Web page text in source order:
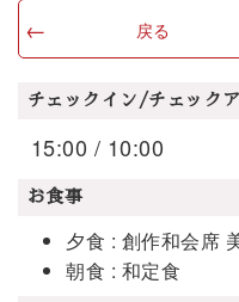
戻る
チェックイン/チェック
15:00 / 10:00
お食事
夕食 : 創作和会席
朝食 : 和定食